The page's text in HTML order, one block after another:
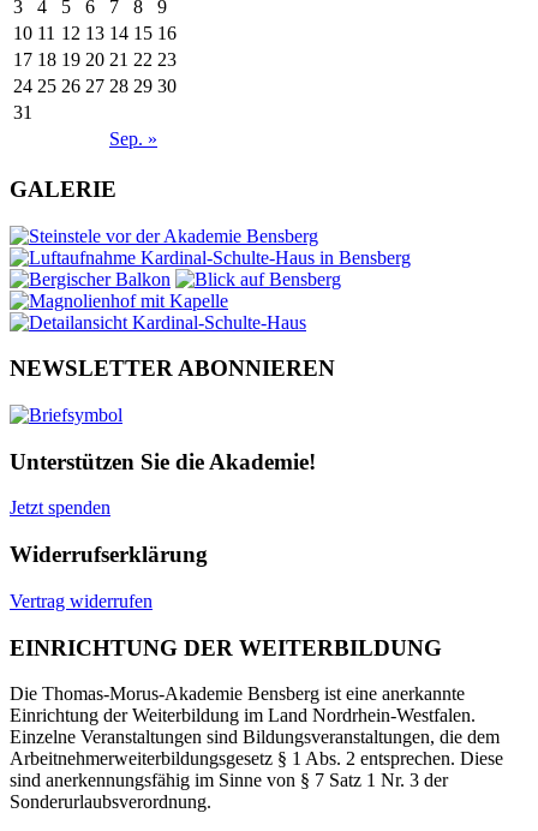
Sep. »
3
4 5 6 7 8
9
10 11 12 13 14 15 16
17 18 19 20 21 22 23
24 25 26 27 28 29 30
31
GALERIE
NEWSLETTER ABONNIEREN
Unterstützen Sie die Akademie!
Jetzt spenden
Widerrufserklärung
Vertrag widerrufen
EINRICHTUNG DER WEITERBILDUNG
Die Thomas-Morus-Akademie Bensberg ist eine anerkannte
Einrichtung der Weiterbildung im Land Nordrhein-Westfalen.
Einzelne Veranstaltungen sind Bildungsveranstaltungen, die dem
Arbeitnehmerweiterbildungsgesetz § 1 Abs. 2 entsprechen. Diese
sind anerkennungsfähig im Sinne von § 7 Satz 1 Nr. 3 der
Sonderurlaubsverordnung.